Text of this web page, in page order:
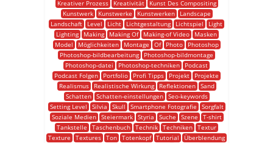
Kreativer Prozess
Kreativität
Kunst Des Compositing
Kunstwerk
Kunstwerke Kunstwerken
Landscape
Landschaft
Level Licht Lichtgestaltung Lichtspiel
Light
Lighting
Making Making Of Making-of Video
Masken
Model
Möglichkeiten Montage Of Photo
Photoshop
Photoshop-bildbearbeitung
Photoshop-bildmontage
Photoshop-datei
Photoshop-techniken
Podcast
Podcast Folgen
Portfolio Profi Tipps Projekt
Projekte
Realismus
Realistische Wirkung Reflektionen
Sand
Schatten
Schatten-einstellungen
Seo-keywords
Setting Level
Silvia Skull Smartphone Fotografie
Sorgfalt
Soziale Medien
Steiermark Styria Suche Szene
T-shirt
Tankstelle
Taschenbuch Technik Techniken Textur
Texture
Textures Ton Totenkopf Tutorial
Überblendung